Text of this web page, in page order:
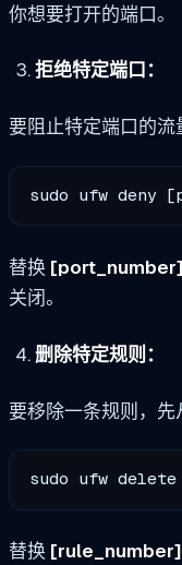
你想要打开的端口。
拒绝特定端口：
要阻止特定端口的流
sudo ufw deny
替换 [port_number]
关闭。
删除特定规则：
要移除一条规则，先
sudo ufw
替换 [rule_number]